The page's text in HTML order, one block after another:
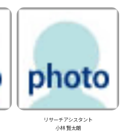
リサーチアシスタント
小林 賢太朗